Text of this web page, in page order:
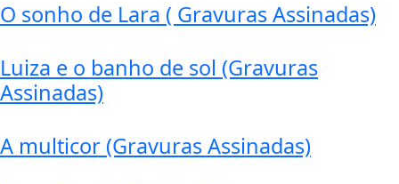
O sonho de Lara ( Gravuras Assinadas)
Luiza e o banho de sol (Gravuras
Assinadas)
A multicor (Gravuras Assinadas)